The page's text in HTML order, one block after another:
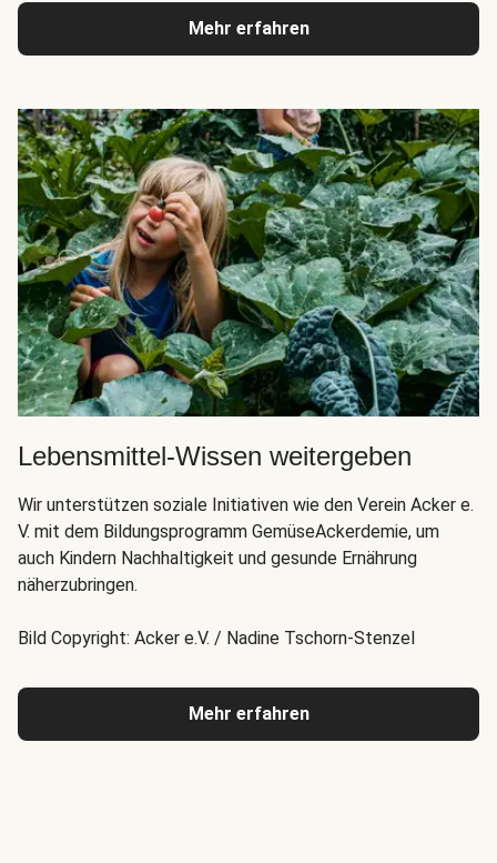
Mehr erfahren
Lebensmittel-Wissen weitergeben
Wir unterstützen soziale Initiativen wie den Verein Acker e.
V. mit dem Bildungsprogramm GemüseAckerdemie, um
auch Kindern Nachhaltigkeit und gesunde Ernährung
näherzubringen.
Bild Copyright: Acker e.V. / Nadine Tschorn-Stenzel
Mehr erfahren